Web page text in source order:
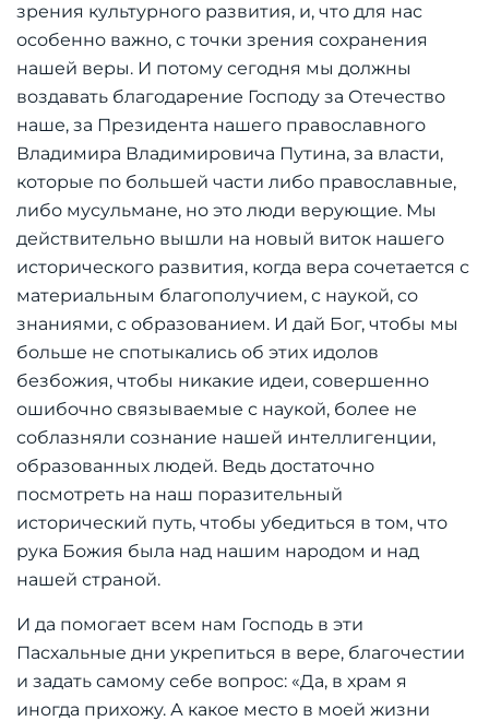
зрения культурного развития, и, что для нас
особенно важно, с точки зрения сохранения
нашей веры. И потому сегодня мы должны
воздавать благодарение Господу за Отечество
наше, за Президента нашего православного
Владимира Владимировича Путина, за власти,
которые по большей части либо православные,
либо мусульмане, но это люди верующие. Мы
действительно вышли на новый виток нашего
исторического развития, когда вера сочетается с
материальным благополучием, с наукой, со
знаниями, с образованием. И дай Бог, чтобы мы
больше не спотыкались об этих идолов
безбожия, чтобы никакие идеи, совершенно
ошибочно связываемые с наукой, более не
соблазняли сознание нашей интеллигенции,
образованных людей. Ведь достаточно
посмотреть на наш поразительный
исторический путь, чтобы убедиться в том, что
рука Божия была над нашим народом и над
нашей страной.
И да помогает всем нам Господь в эти
Пасхальные дни укрепиться в вере, благочестии
и задать самому себе вопрос: «Да, в храм я
иногда прихожу. А какое место в моей жизни